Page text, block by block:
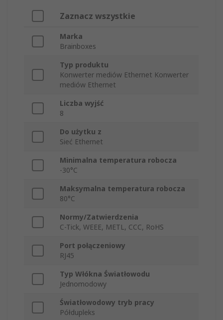
Zaznacz wszystkie
Marka
Brainboxes
Typ produktu
Konwerter mediów Ethernet Konwerter
mediów Ethernet
Liczba wyjść
8
Do użytku z
Sieć Ethernet
Minimalna temperatura robocza
-30°C
Maksymalna temperatura robocza
80°C
Normy/Zatwierdzenia
C-Tick, WEEE, METL, CCC, RoHS
Port połączeniowy
RJ45
Typ Włókna Światłowodu
Jednomodowy
Światłowodowy tryb pracy
Półdupleks